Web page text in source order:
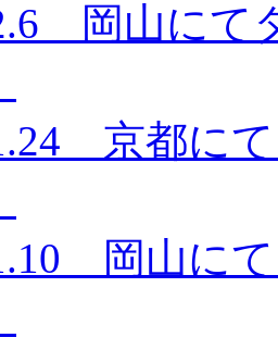
岡山にて
京都に
岡山に